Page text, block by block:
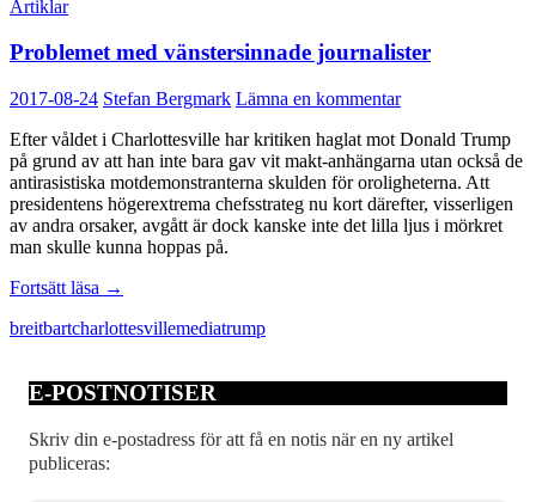
Artiklar
Problemet med vänstersinnade journalister
2017-08-24 Stefan Bergmark Lämna en kommentar
Efter våldet i Charlottesville har kritiken haglat mot Donald Trump
på grund av att han inte bara gav vit makt-anhängarna utan också de
antirasistiska motdemonstranterna skulden för oroligheterna. Att
presidentens högerextrema chefsstrateg nu kort därefter, visserligen
av andra orsaker, avgått är dock kanske inte det lilla ljus i mörkret
man skulle kunna hoppas på.
Fortsätt läsa Problemet
vänstersinnade
→
breitbartcharlottesvillemediatrump
E-POSTNOTISER
Skriv din e-postadress för att få en notis när en ny artikel
publiceras: